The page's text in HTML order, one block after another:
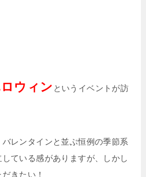
ウィン というイベントが訪
レンタインと並ぶ恒例の季節系
ている感がありますが、しかし
きたい！